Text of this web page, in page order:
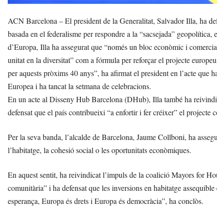
ACN Barcelona – El president de la Generalitat, Salvador Illa, ha
basada en el federalisme per respondre a la “sacsejada”
d’Europa, Illa ha assegurat que “només un bloc econòmic i
unitat en la diversitat” com a fórmula per reforçar el projecte
per aquests pròxims 40 anys”, ha afirmat el president en l’acte que
Europea i ha tancat la setmana de celebracions.
En un acte al Disseny Hub Barcelona (DHub), Illa també ha
defensat que el país contribueixi “a enfortir i fer créixer” el projecte
Per la seva banda, l’alcalde de Barcelona, Jaume Collboni, ha
l’habitatge, la cohesió social o les oportunitats econòmiques.
En aquest sentit, ha reivindicat l’impuls de la coalició Mayors for
comunitària” i ha defensat que les inversions en habitatge
esperança, Europa és drets i Europa és democràcia”, ha conclòs.